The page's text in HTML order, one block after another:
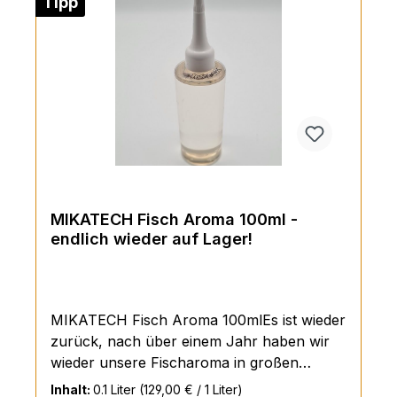
LockwirkungHochwertige
Nachbehandlung)Lang anhaltender Duftfilm
im WasserUnsere Aromen zählen zu den
effektivsten am Markt und sind jetzt wieder
Varianten:FlusskrebsFischKnoblauchDuftpr
ofil: KnoblauchInhaltsstoffe:Öl, Pheromone,
MIKATECH Fisch Aroma 100ml -
endlich wieder auf Lager!
MIKATECH Fisch Aroma 100mlEs ist wieder
zurück, nach über einem Jahr haben wir
wieder unsere Fischaroma in großen
Mengen auf Lager!Ideal zum Gießen von
Inhalt: 0.1 Liter (129,00 € / 1 Liter)